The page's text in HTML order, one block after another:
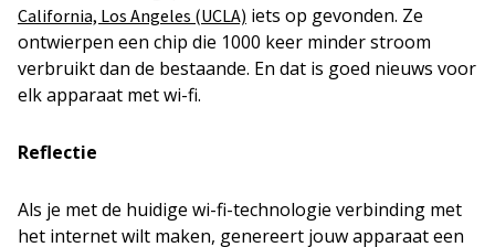
California, Los Angeles (UCLA) iets op gevonden. Ze
ontwierpen een chip die 1000 keer minder stroom
verbruikt dan de bestaande. En dat is goed nieuws voor
elk apparaat met wi-fi.
Reflectie
Als je met de huidige wi-fi-technologie verbinding met
het internet wilt maken, genereert jouw apparaat een